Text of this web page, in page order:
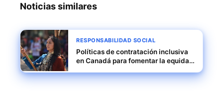
Noticias similares
RESPONSABILIDAD SOCIAL
Políticas de contratación inclusiva
en Canadá para fomentar la equidad